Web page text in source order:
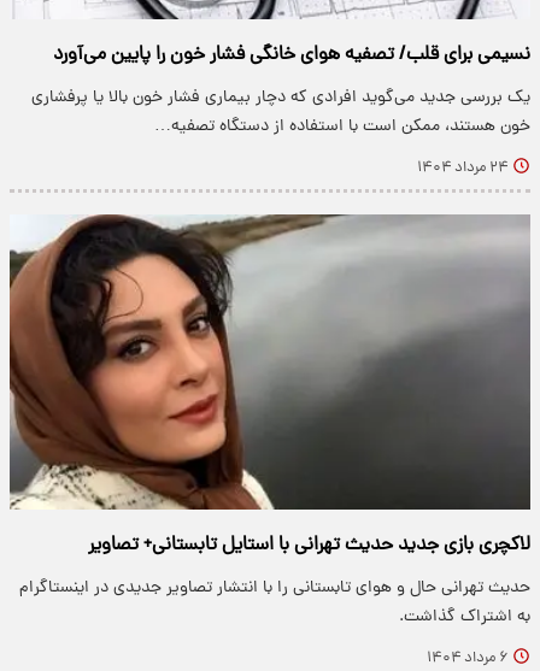
نسیمی برای قلب/ تصفیه هوای خانگی فشار خون را پایین می‌آورد
یک بررسی جدید می‌گوید افرادی که دچار بیماری فشار خون بالا یا پرفشاری
خون هستند، ممکن است با استفاده از دستگاه تصفیه…
۲۴ مرداد ۱۴۰۴
لاکچری بازی جدید حدیث تهرانی با استایل تابستانی+ تصاویر
حدیث تهرانی حال و هوای تابستانی را با انتشار تصاویر جدیدی در اینستاگرام
به اشتراک گذاشت.
۶ مرداد ۱۴۰۴